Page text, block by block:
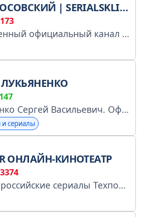
SERIALSKLIF_OFFICIAL | ОФИЦИАЛЬНЫЙ КАНАЛ
Единственный официальный канал аккаунта serialsklif_official в инстаграме.
ЛУКЬЯНЕНКО
Лукьяненко Сергей Васильевич. Официальный канал. РКН: gosuslugi.ru/snet/6979feeecb98f139d6e4b654 Сайт lukianenko.ru и Сообщество vk.com/sergei.lukyanenko
сериалы
ОНЛАЙН-КИНОТЕАТР
Лучшие российские сериалы Техподдержка Макс: max.ru/id9702011190_bot ВКонтакте: vk.me/premier или help@premier.one № 4950890673 #NNZS7